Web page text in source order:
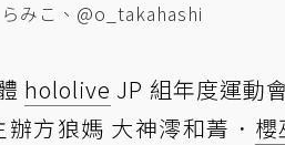
みこ、@o_takahashi
hololive JP 組年度運動
方狼媽 大神澪和菁． 櫻